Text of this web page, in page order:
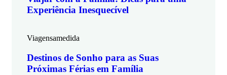
Experiência Inesquecível
Viagensamedida
Destinos de Sonho para as Suas
Próximas Férias em Família